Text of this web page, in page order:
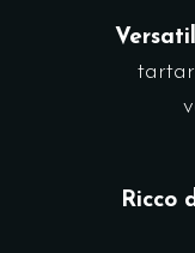
Ricco